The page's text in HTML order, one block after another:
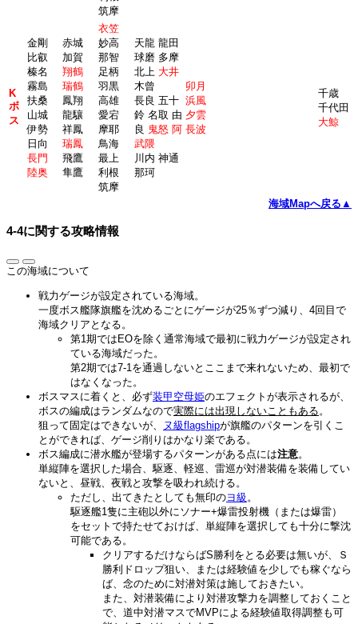
筑摩
K
ボ
ス
金剛
比叡
榛名
霧島
扶桑
山城
伊勢
日向
長門
陸奥
赤城
加賀
翔鶴
瑞鶴
鳳翔
龍驤
祥鳳
瑞鳳
飛鷹
隼鷹
衣笠
妙高
那智
足柄
羽黒
高雄
愛宕
摩耶
鳥海
最上
利根
筑摩
天龍 龍田
球磨 多摩
北上 大井
木曾
長良 五十
鈴 名取 由
良 鬼怒 阿
武隈
川内 神通
那珂
卯月
浜風
夕雲
長波
千歳
千代田
大鯨
海域Mapへ戻る▲
4-4に関する攻略情報
この海域について
戦力ゲージが設定されている海域。
一度ボス艦隊旗艦を沈めるごとにゲージが25％ずつ減り、4回目で
海域クリアとなる。
第1期ではEOを除く通常海域で最初に戦力ゲージが設定され
ている海域だった。
第2期では7-1を通過しないとここまで来れないため、最初で
はなくなった。
ボスマスに着くと、必ず装甲空母姫のエフェクトが表示されるが、
ボスの編成はランダムなので実際には出現しないこともある。
狙って固定はできないが、
ヌ級flagshipが旗艦のパターンを引くこ
とができれば、ゲージ削りはかなり楽である。
ボス編成に潜水艦が登場するパターンがある点には注意。
単縦陣を選択した場合、駆逐、軽巡、雷巡が対潜装備を装備してい
ないと、昼戦、夜戦と攻撃を吸われ続ける。
ただし、出てきたとしても無印のヨ級 。
駆逐艦1隻に主砲以外にソナー+爆雷投射機（または爆雷）
をセットで持たせておけば、単縦陣を選択しても十分に撃沈
可能である。
クリアするだけならばS勝利をとる必要は無いが、Ｓ
勝利ドロップ狙い、または経験値を少しでも稼ぐなら
ば、念のために対潜対策は施しておきたい。
また、対潜装備により対潜攻撃力を調整しておくこと
で、道中対潜マスでMVPによる経験値取得調整も可